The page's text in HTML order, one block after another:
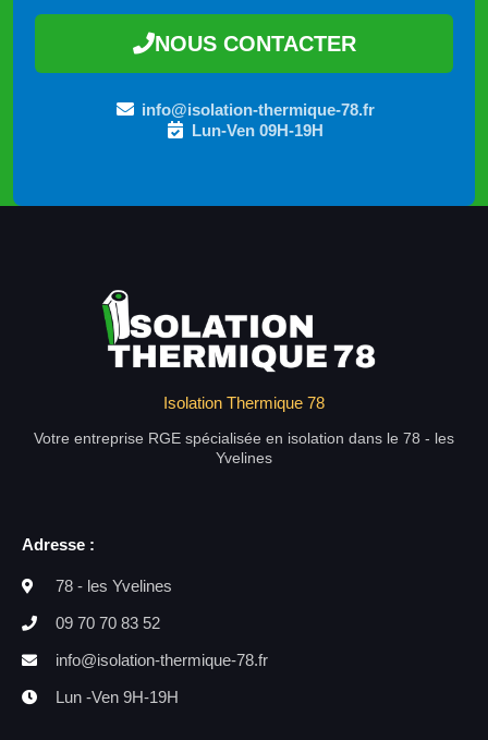
NOUS CONTACTER
info@isolation-thermique-78.fr
Lun-Ven 09H-19H
Isolation Thermique 78
Votre entreprise RGE spécialisée en isolation dans le 78 - les
Yvelines
Adresse :
78 - les Yvelines
09 70 70 83 52
info@isolation-thermique-78.fr
Lun -Ven 9H-19H